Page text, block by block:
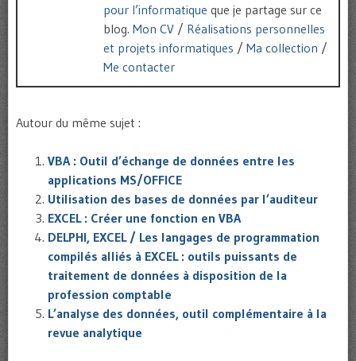
pour l’informatique que je partage sur ce
blog. Mon CV / Réalisations personnelles
et projets informatiques / Ma collection /
Me contacter
Autour du même sujet :
VBA : Outil d’échange de données entre les
applications MS/OFFICE
Utilisation des bases de données par l’auditeur
EXCEL : Créer une fonction en VBA
DELPHI, EXCEL / Les langages de programmation
compilés alliés à EXCEL : outils puissants de
traitement de données à disposition de la
profession comptable
L’analyse des données, outil complémentaire à la
revue analytique